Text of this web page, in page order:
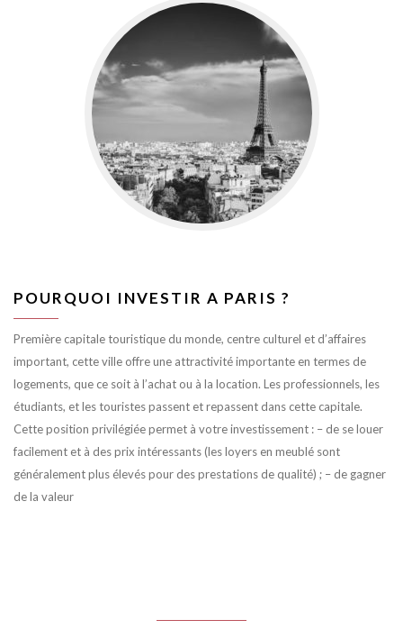
POURQUOI INVESTIR A PARIS ?
Première capitale touristique du monde, centre culturel et d’affaires
important, cette ville offre une attractivité importante en termes de
logements, que ce soit à l’achat ou à la location. Les professionnels, les
étudiants, et les touristes passent et repassent dans cette capitale.
Cette position privilégiée permet à votre investissement : – de se louer
facilement et à des prix intéressants (les loyers en meublé sont
généralement plus élevés pour des prestations de qualité) ; – de gagner
de la valeur